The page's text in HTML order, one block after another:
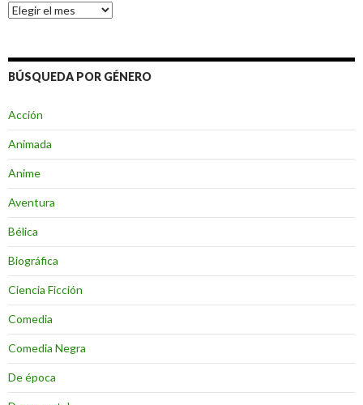
Archivos
BÚSQUEDA POR GÉNERO
Acción
Animada
Anime
Aventura
Bélica
Biográfica
Ciencia Ficción
Comedia
Comedia Negra
De época